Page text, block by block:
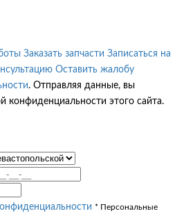
Заказать запчасти Записаться на
Оставить жалобу
. Отправляя данные, вы
конфиденциальности этого сайта.
* Персональные